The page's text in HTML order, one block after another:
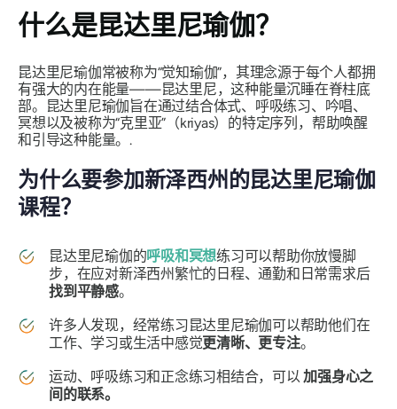
什么是昆达里尼瑜伽？
昆达里尼瑜伽常被称为“觉知瑜伽”，其理念源于每个人都拥
有强大的内在能量——昆达里尼，这种能量沉睡在脊柱底
部。昆达里尼瑜伽旨在通过结合体式、呼吸练习、吟唱、
冥想以及被称为“克里亚”（kriyas）的特定序列，帮助唤醒
和引导这种能量。.
为什么要参加新泽西州的昆达里尼瑜伽
课程？
昆达里尼瑜伽的呼吸和冥想练习可以帮助你放慢脚
步，在应对新泽西州繁忙的日程、通勤和日常需求后
找到平静感。
许多人发现，经常练习昆达里尼瑜伽可以帮助他们在
工作、学习或生活中感觉更清晰、更专注。
运动、呼吸练习和正念练习相结合，可以加强身心之
间的联系。